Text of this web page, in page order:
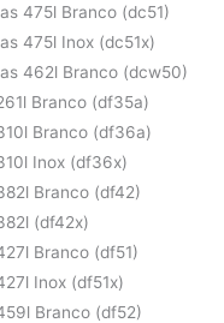
475l Branco (dc51)
475l Inox (dc51x)
462l Branco (dcw50)
Branco (df35a)
Branco (df36a)
Inox (df36x)
Branco (df42)
(df42x)
Branco (df51)
Inox (df51x)
Branco (df52)